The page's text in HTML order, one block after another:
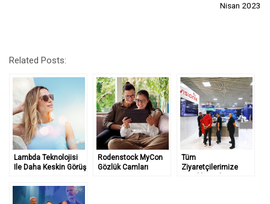
Nisan 2023
Related Posts:
Lambda Teknolojisi
Ile Daha Keskin Görüş
Rodenstock MyCon
Gözlük Camları
Tüm
Ziyaretçilerimize